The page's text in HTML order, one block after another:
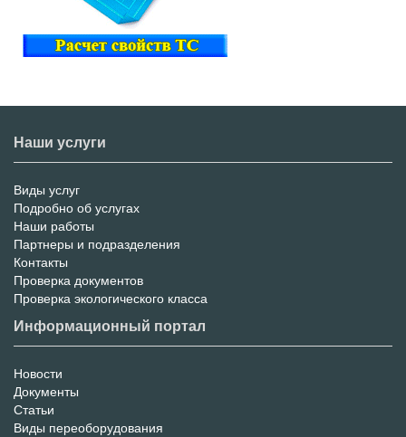
Наши услуги
Меню
услуг
Виды услуг
Подробно об услугах
Наши работы
Партнеры и подразделения
Контакты
Проверка документов
Проверка экологического класса
Информационный портал
Информационный
Портал
Новости
Документы
Статьи
Виды переоборудования